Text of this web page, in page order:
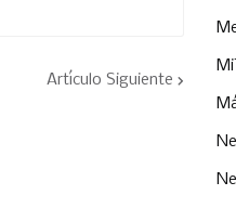
Artículo Siguiente